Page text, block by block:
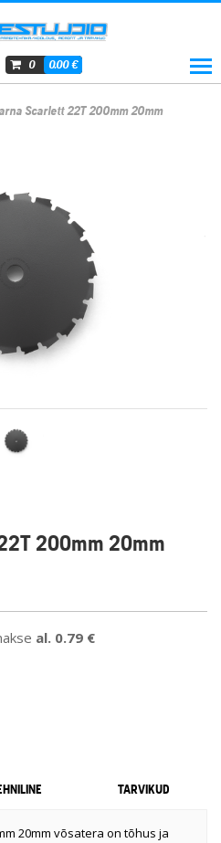
0 0.00€
Scarlett 22T 200mm 20mm
200mm 20mm
al. 0.79 €
TARVIKUD
20mm võsatera on tõhus ja